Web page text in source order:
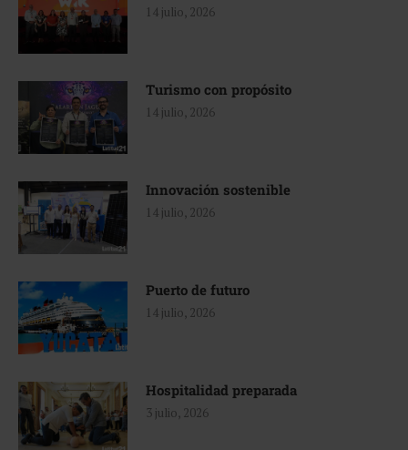
14 julio, 2026
Turismo con propósito
14 julio, 2026
Innovación sostenible
14 julio, 2026
Puerto de futuro
14 julio, 2026
Hospitalidad preparada
3 julio, 2026